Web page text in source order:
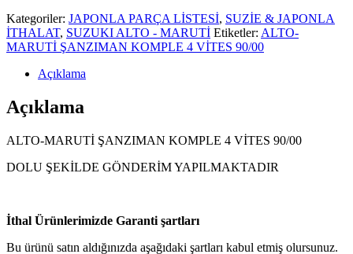
Kategoriler: JAPONLA PARÇA LİSTESİ, SUZİE & JAPONLA
İTHALAT, SUZUKI ALTO - MARUTİ Etiketler: ALTO-
MARUTİ ŞANZIMAN KOMPLE 4 VİTES 90/00
Açıklama
Açıklama
ALTO-MARUTİ ŞANZIMAN KOMPLE 4 VİTES 90/00
DOLU ŞEKİLDE GÖNDERİM YAPILMAKTADIR
İthal Ürünlerimizde Garanti şartları
Bu ürünü satın aldığınızda aşağıdaki şartları kabul etmiş olursunuz.